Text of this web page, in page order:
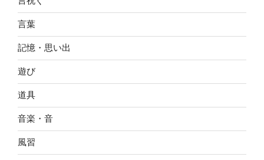
言葉
記憶・思い出
遊び
道具
音楽・音
風習